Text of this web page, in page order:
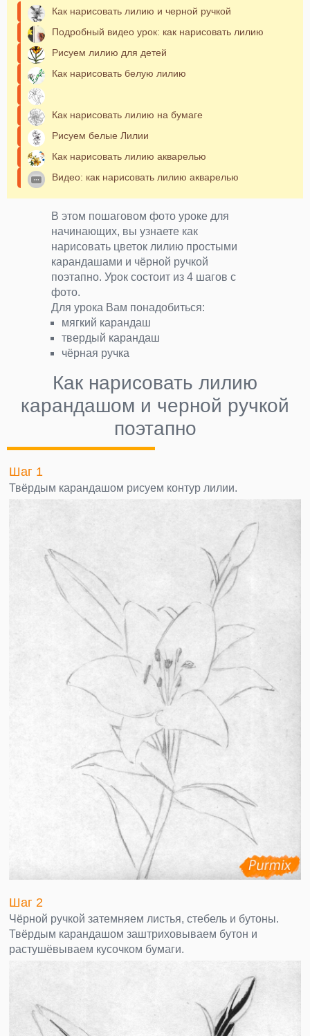
Как нарисовать лилию и черной ручкой
Подробный видео урок: как нарисовать лилию
Рисуем лилию для детей
Как нарисовать белую лилию
Как нарисовать лилию на бумаге
Рисуем белые Лилии
Как нарисовать лилию акварелью
Видео: как нарисовать лилию акварелью
В этом пошаговом фото уроке для
начинающих, вы узнаете как
нарисовать цветок лилию простыми
карандашами и чёрной ручкой
поэтапно. Урок состоит из 4 шагов с
фото.
Для урока Вам понадобиться:
мягкий карандаш
твердый карандаш
чёрная ручка
Как нарисовать лилию
карандашом и черной ручкой
поэтапно
Шаг 1
Твёрдым карандашом рисуем контур лилии.
Шаг 2
Чёрной ручкой затемняем листья, стебель и бутоны.
Твёрдым карандашом заштриховываем бутон и
растушёвываем кусочком бумаги.